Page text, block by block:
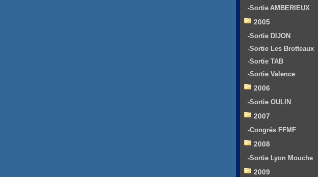
-Sortie AMBERIEUX
2005
-Sortie DIJON
-Sortie Les Brotteaux
-Sortie TAB
-Sortie Valence
2006
-Sortie OULIN
2007
-Congrés FFMF
2008
-Sortie Lyon Mouche
2009